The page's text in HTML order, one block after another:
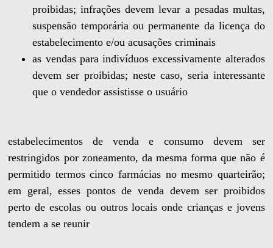
proibidas; infrações devem levar a pesadas multas,
suspensão temporária ou permanente da licença do
estabelecimento e/ou acusações criminais
as vendas para indivíduos excessivamente alterados
devem ser proibidas; neste caso, seria interessante
que o vendedor assistisse o usuário
estabelecimentos de venda e consumo devem ser
restringidos por zoneamento, da mesma forma que não é
permitido termos cinco farmácias no mesmo quarteirão;
em geral, esses pontos de venda devem ser proibidos
perto de escolas ou outros locais onde crianças e jovens
tendem a se reunir